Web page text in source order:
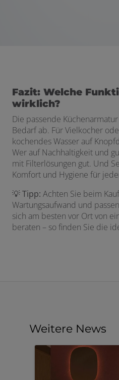
Fazit: Welche
wirklich?
Die passende
Bedarf ab. Für Vielkocher
kochendes Wasser auf
Wer auf Nachhaltigkeit und
mit Filterlösungen gut. Und
Komfort und Hygiene für
💡Tipp: Achten Sie beim
Wartungsaufwand und
sich am besten vor Ort von
beraten – so finden Sie die
Weitere News